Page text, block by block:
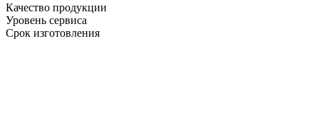
Качество продукции
Уровень сервиса
Срок изготовления